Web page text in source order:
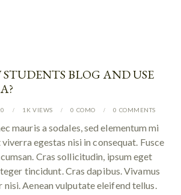
BLOG AND USE
1K VIEWS 0 COMO 0 COMMENTS
mauris a sodales, sed elementum mi
egestas nisi in consequat. Fusce
Cras sollicitudin, ipsum eget
tincidunt. Cras dapibus. Vivamus
nisi. Aenean vulputate eleifend tellus.